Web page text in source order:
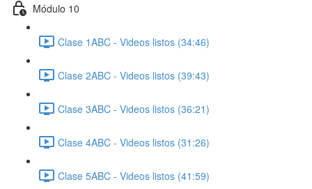
Módulo 10
Clase 1ABC - Videos listos (34:46)
Clase 2ABC - Videos listos (39:43)
Clase 3ABC - Videos listos (36:21)
Clase 4ABC - Videos listos (31:26)
Clase 5ABC - Videos listos (41:59)